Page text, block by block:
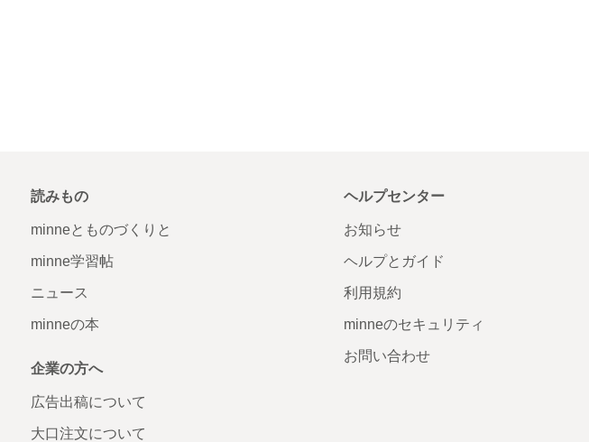
読みもの
minneとものづくりと
minne学習帖
ニュース
minneの本
企業の方へ
広告出稿について
大口注文について
ヘルプセンター
お知らせ
ヘルプとガイド
利用規約
minneのセキュリティ
お問い合わせ